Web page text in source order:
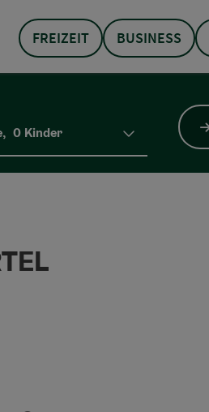
FREIZEIT BUSINESS
, 0 Kinder